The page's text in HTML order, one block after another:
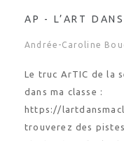
AP - L’ART
Andrée-Caroline
Le truc ArTIC de la
dans ma classe :
https://
trouverez des